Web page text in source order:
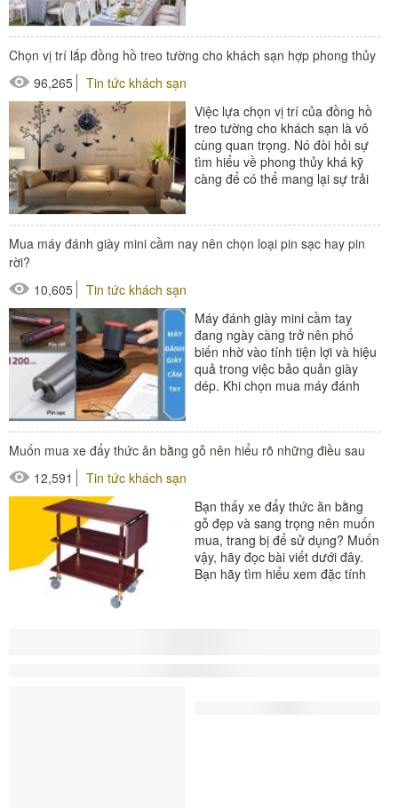
#ô dù ngoài trời
Chọn vị trí lắp đồng hồ treo tường cho khách sạn hợp phong thủy
96,265
Tin tức khách sạn
Việc lựa chọn vị trí của đồng hồ
treo tường cho khách sạn là vô
cùng quan trọng. Nó đòi hỏi sự
tìm hiểu về phong thủy khá kỹ
càng để có thể mang lại sự trải
#đồng hồ khách sạn
#thiết bị buồng phòng
Mua máy đánh giày mini cầm nay nên chọn loại pin sạc hay pin
rời?
10,605
Tin tức khách sạn
Máy đánh giày mini cầm tay
đang ngày càng trở nên phổ
biến nhờ vào tính tiện lợi và hiệu
quả trong việc bảo quản giày
dép. Khi chọn mua máy đánh
#máy đánh giày
Muốn mua xe đẩy thức ăn bằng gỗ nên hiểu rõ những điều sau
12,591
Tin tức khách sạn
Bạn thấy xe đẩy thức ăn bằng
gỗ đẹp và sang trọng nên muốn
mua, trang bị để sử dụng? Muốn
vậy, hãy đọc bài viết dưới đây.
Bạn hãy tìm hiểu xem đặc tính